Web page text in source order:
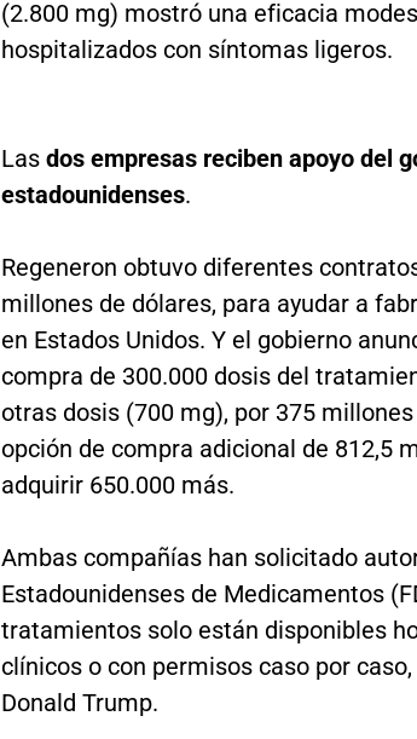
(2.800 mg) mostró una eficacia
hospitalizados con síntomas ligeros.
Las dos empresas reciben apoyo del
estadounidenses.
Regeneron obtuvo diferentes
millones de dólares, para ayudar a
en Estados Unidos. Y el gobierno
compra de 300.000 dosis del
otras dosis (700 mg), por 375
opción de compra adicional de 812,5
adquirir 650.000 más.
Ambas compañías han solicitado
Estadounidenses de Medicamentos
tratamientos solo están disponibles
clínicos o con permisos caso por
Donald Trump.